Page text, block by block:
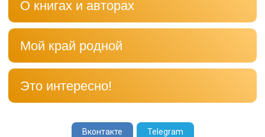
О книгах и авторах
Мой край родной
Это интересно!
Вконтакте Telegram